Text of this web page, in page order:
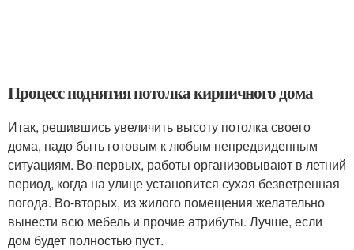
Процесс поднятия потолка кирпичного дома
Итак, решившись увеличить высоту потолка своего
дома, надо быть готовым к любым непредвиденным
ситуациям. Во-первых, работы организовывают в летний
период, когда на улице установится сухая безветренная
погода. Во-вторых, из жилого помещения желательно
вынести всю мебель и прочие атрибуты. Лучше, если
дом будет полностью пуст.